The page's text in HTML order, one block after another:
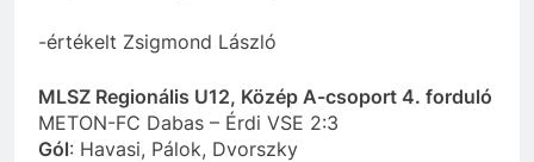
-értékelt Zsigmond László
MLSZ Regionális U12, Közép A-csoport 4. forduló
METON-FC Dabas – Érdi VSE 2:3
Gól: Havasi, Pálok, Dvorszky